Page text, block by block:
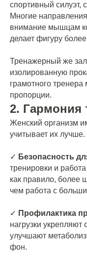
спортивный силуэт,
Многие
внимание мышцам
делает фигуру
Тренажерный же
изолированную
грамотного
пропорции.
2. Гармония
Женский организм
учитывает их лучше.
✓ Безопасность
тренировки и
как правило, более
чем работа с
✓ Профилактика
нагрузки укрепляют
улучшают
фон.